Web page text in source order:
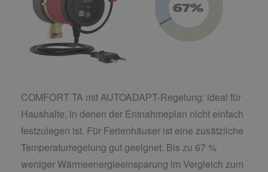
COMFORT TA mit AUTOADAPT-Regelung: ideal für
Haushalte, in denen der Entnahmeplan nicht einfach
festzulegen ist. Für Ferienhäuser ist eine zusätzliche
Temperaturregelung gut geeignet. Bis zu 67 %
weniger Wärmeenergieeinsparung im Vergleich zum